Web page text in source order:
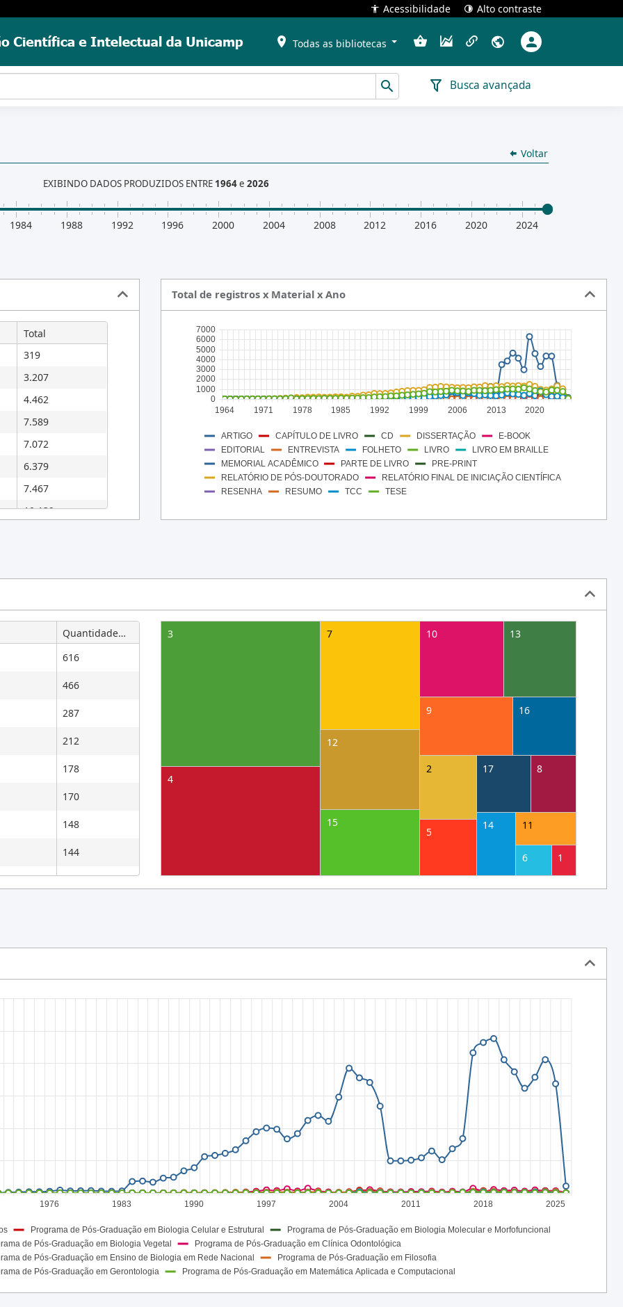
Acessibilidade Alto contraste
Todas as bibliotecas
Busca avançada
Voltar
EXIBINDO DADOS PRODUZIDOS ENTRE 1964e 2026
1984 1988 1992 1996 2000 2004 2008 2012 2016 2020 2024
Total
319
3.207
4.462
7.589
7.072
6.379
7.467
10.139
7.822
6.325
3.512
2.364
1.630
1.537
1.058
890
397
275
344
308
Total de registros x Material x Ano
1964 1971 1978 1985 1992 1999 2006 2013 2020
0
1000
2000
3000
4000
5000
6000
7000
ARTIGO CAPÍTULO DE LIVRO CD DISSERTAÇÃO
E-BOOK
EDITORIAL
ENTREVISTA FOLHETO LIVRO LIVRO EM BRAILLE
MEMORIAL ACADÊMICO PARTE DE LIVRO PRE-PRINT
RELATÓRIO DE PÓS-DOUTORADO RELATÓRIO FINAL DE INICIAÇÃO CIENTÍFICA
RESENHA RESUMO TCC TESE
Quantidade
616
466
287
212
178
170
148
144
99
3
4
7
12
15
10 13
9 16
2
5
17 8
14 11
6 1
1976 1983 1990 1997 2004 2011 2018 2025
Programa de Pós-Graduação em Biologia Celular e Estrutural
Programa de Pós-Graduação em Biologia Molecular e Morfofuncional
de Pós-Graduação em Biologia Vegetal
Programa de Pós-Graduação em Clínica Odontológica
de Pós-Graduação em Ensino de Biologia em Rede Nacional
Programa de Pós-Graduação em Filosofia
de Pós-Graduação em Gerontologia
Programa de Pós-Graduação em Matemática Aplicada e Computacional